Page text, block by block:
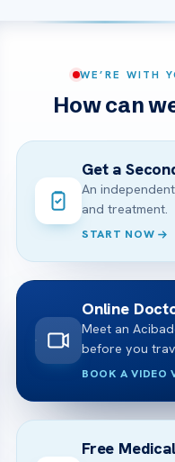
WE’RE WITH
How can
Get a
An
and treatment.
START NOW
Online
Meet an
before you
BOOK A VIDEO
Free